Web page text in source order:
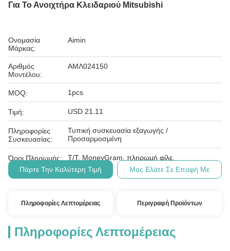
Για Το Ανοιχτήρα Κλειδαριού Mitsubishi
Ονομασία
Μάρκας:
Aimin
Αριθμός
Μοντέλου:
ΑΜΛ024150
MOQ: 1pcs
Τιμή: USD 21.11
Πληροφορίες
Συσκευασίας:
Τυπική συσκευασία εξαγωγής /
Προσαρμοσμένη
Όροι Πληρωμής:
Τ/Τ, MoneyGram, πληρωμή φίλε.
Πάρτε Την Καλύτερη Τιμή
Μας Ελάτε Σε Επαφή Με
Πληροφορίες Λεπτομέρειας Περιγραφή Προϊόντων
Πληροφορίες Λεπτομέρειας